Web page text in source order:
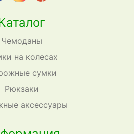
Каталог
Чемоданы
на колесах
сумки
Рюкзаки
аксессуары